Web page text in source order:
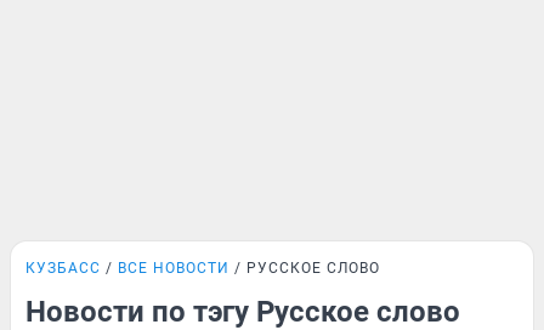
КУЗБАСС ВСЕ НОВОСТИ РУССКОЕ СЛОВО
Новости по тэгу Русское слово